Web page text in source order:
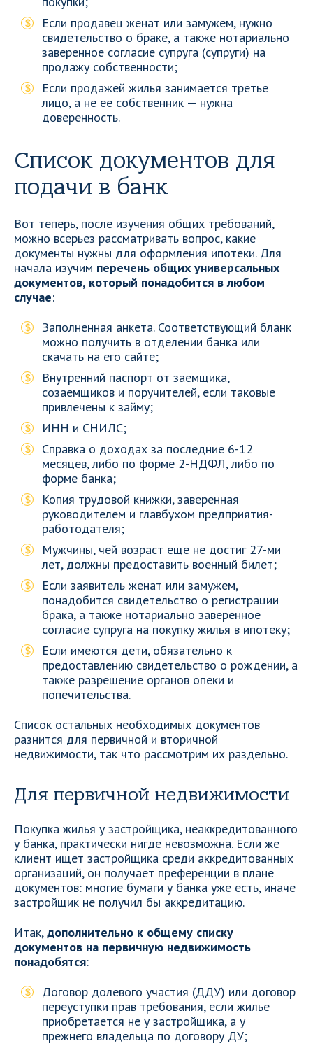
Если продавец женат или замужем, нужно
свидетельство о браке, а также нотариально
заверенное согласие супруга (супруги) на
продажу собственности;
Если продажей жилья занимается третье
лицо, а не ее собственник — нужна
доверенность.
Список документов для
подачи в банк
Вот теперь, после изучения общих требований,
можно всерьез рассматривать вопрос, какие
документы нужны для оформления ипотеки. Для
начала изучим перечень общих универсальных
документов, который понадобится в любом
случае:
Заполненная анкета. Соответствующий бланк
можно получить в отделении банка или
скачать на его сайте;
Внутренний паспорт от заемщика,
созаемщиков и поручителей, если таковые
привлечены к займу;
ИНН и СНИЛС;
Справка о доходах за последние 6-12
месяцев, либо по форме 2-НДФЛ, либо по
форме банка;
Копия трудовой книжки, заверенная
руководителем и главбухом предприятия-
работодателя;
Мужчины, чей возраст еще не достиг 27-ми
лет, должны предоставить военный билет;
Если заявитель женат или замужем,
понадобится свидетельство о регистрации
брака, а также нотариально заверенное
согласие супруга на покупку жилья в ипотеку;
Если имеются дети, обязательно к
предоставлению свидетельство о рождении, а
также разрешение органов опеки и
попечительства.
Список остальных необходимых документов
разнится для первичной и вторичной
недвижимости, так что рассмотрим их раздельно.
Для первичной недвижимости
Покупка жилья у застройщика, неаккредитованного
у банка, практически нигде невозможна. Если же
клиент ищет застройщика среди аккредитованных
организаций, он получает преференции в плане
документов: многие бумаги у банка уже есть, иначе
застройщик не получил бы аккредитацию.
Итак,дополнительно к общему списку
документов на первичную недвижимость
понадобятся:
Договор долевого участия (ДДУ) или договор
переуступки прав требования, если жилье
приобретается не у застройщика, а у
прежнего владельца по договору ДУ;